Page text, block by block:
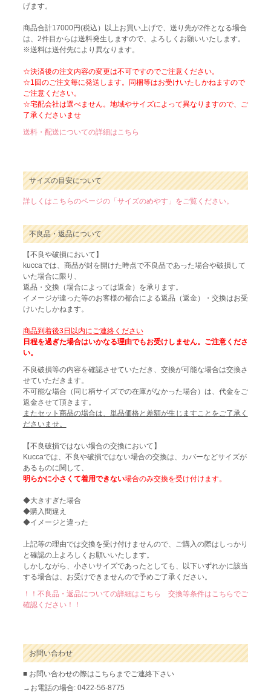
げます。
商品合計17000円(税込）以上お買い上げで、送り先が2件となる場合
は、2件目からは送料発生しますので、よろしくお願いいたします。
※送料は送付先により異なります。
☆決済後の注文内容の変更は不可ですのでご注意ください。
☆1回のご注文毎に発送します。同梱等はお受けいたしかねますので
ご注意ください。
☆宅配会社は選べません。地域やサイズによって異なりますので、ご
了承くださいませ
送料・配送についての詳細はこちら
サイズの目安について
詳しくはこちらのページの「サイズのめやす」をご覧ください。
不良品・返品について
【不良や破損において】
kuccaでは、商品が封を開けた時点で不良品であった場合や破損して
いた場合に限り、
返品・交換（場合によっては返金）を承ります。
イメージが違った等のお客様の都合による返品（返金）・交換はお受
けいたしかねます。
商品到着後3日以内にご連絡ください
日程を過ぎた場合はいかなる理由でもお受けしません。ご注意くださ
い。
不良破損等の内容を確認させていただき、交換が可能な場合は交換さ
せていただきます。
不可能な場合（同じ柄サイズでの在庫がなかった場合）は、代金をご
返金させて頂きます。
またセット商品の場合は、単品価格と差額が生じますことをご了承く
ださいませ。
【不良破損ではない場合の交換において】
Kuccaでは、不良や破損ではない場合の交換は、カバーなどサイズが
あるものに関して、
明らかに小さくて着用できない場合のみ交換を受け付けます。
◆大きすぎた場合
◆購入間違え
◆イメージと違った
上記等の理由では交換を受け付けませんので、ご購入の際はしっかり
と確認の上よろしくお願いいたします。
しかしながら、小さいサイズであったとしても、以下いずれかに該当
する場合は、お受けできませんので予めご了承ください。
！！不良品・返品についての詳細はこちら 交換等条件はこちらでご
確認ください！！
お問い合わせ
■ お問い合わせの際はこちらまでご連絡下さい
→お電話の場合: 0422-56-8775